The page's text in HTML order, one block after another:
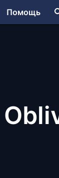
Помощь